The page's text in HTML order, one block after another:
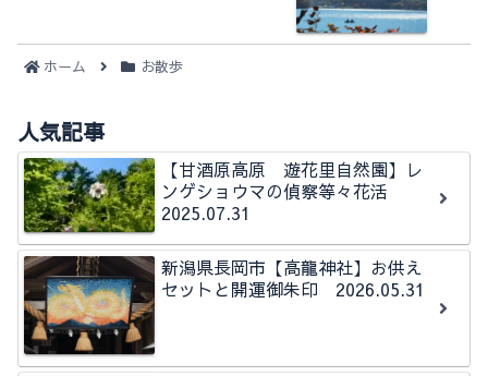
ホーム お散歩
人気記事
【甘酒原高原 遊花里自然園】レ
ンゲショウマの偵察等々花活
2025.07.31
新潟県長岡市【高龍神社】お供え
セットと開運御朱印 2026.05.31